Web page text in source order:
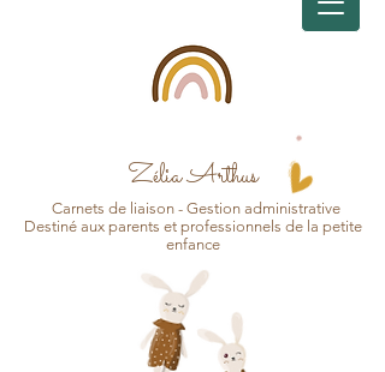
Zélia Arthus
Carnets de liaison - Gestion administrative
Destiné aux parents et professionnels de la petite
enfance